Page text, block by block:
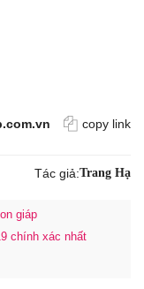
copy link
Tác giả:Trang Hạ
giáp
chính xác nhất